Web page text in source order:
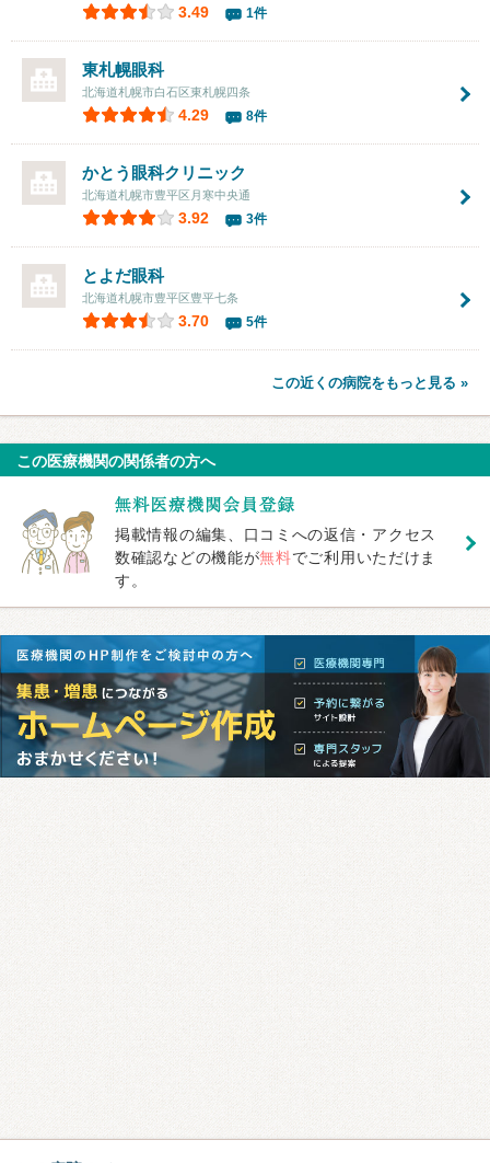
3.49 1件
東札幌眼科
北海道札幌市白石区東札幌四条
4.29 8件
かとう眼科クリニック
北海道札幌市豊平区月寒中央通
3.92 3件
とよだ眼科
北海道札幌市豊平区豊平七条
3.70 5件
この近くの病院をもっと見る »
この医療機関の関係者の方へ
掲載情報の編集、口コミへの返信・アクセス
数確認などの機能が無料でご利用いただけま
す。